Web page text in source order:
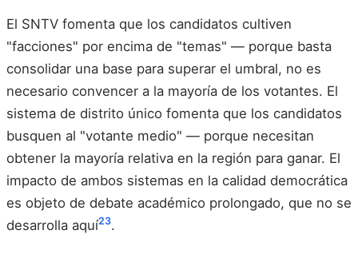
El SNTV fomenta que los candidatos cultiven
"facciones" por encima de "temas" — porque basta
consolidar una base para superar el umbral, no es
necesario convencer a la mayoría de los votantes. El
sistema de distrito único fomenta que los candidatos
busquen al "votante medio" — porque necesitan
obtener la mayoría relativa en la región para ganar. El
impacto de ambos sistemas en la calidad democrática
es objeto de debate académico prolongado, que no se
desarrolla aquí23.